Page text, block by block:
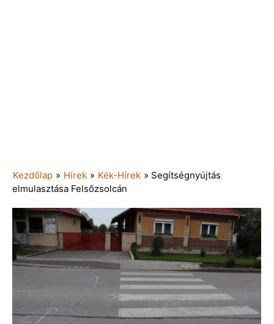
Kezdőlap » Hírek » Kék-Hírek » Segítségnyújtás
elmulasztása Felsőzsolcán